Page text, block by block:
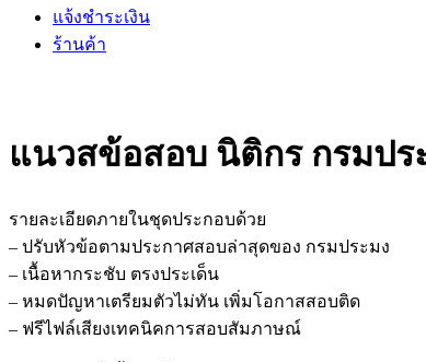
แจ้งชำระเงิน
ร้านค้า
แนวสข้อสอบ นิติกร กรมปร
รายละเอียดภายในชุดประกอบด้วย
– ปรับหัวข้อตามประกาศสอบล่าสุดของ กรมประมง
– เนื้อหากระชับ ตรงประเด็น
– หมดปัญหาเตรียมตัวไม่ทัน เพิ่มโอกาสสอบติด
– ฟรีไฟล์เสียงเทคนิคการสอบสัมภาษณ์